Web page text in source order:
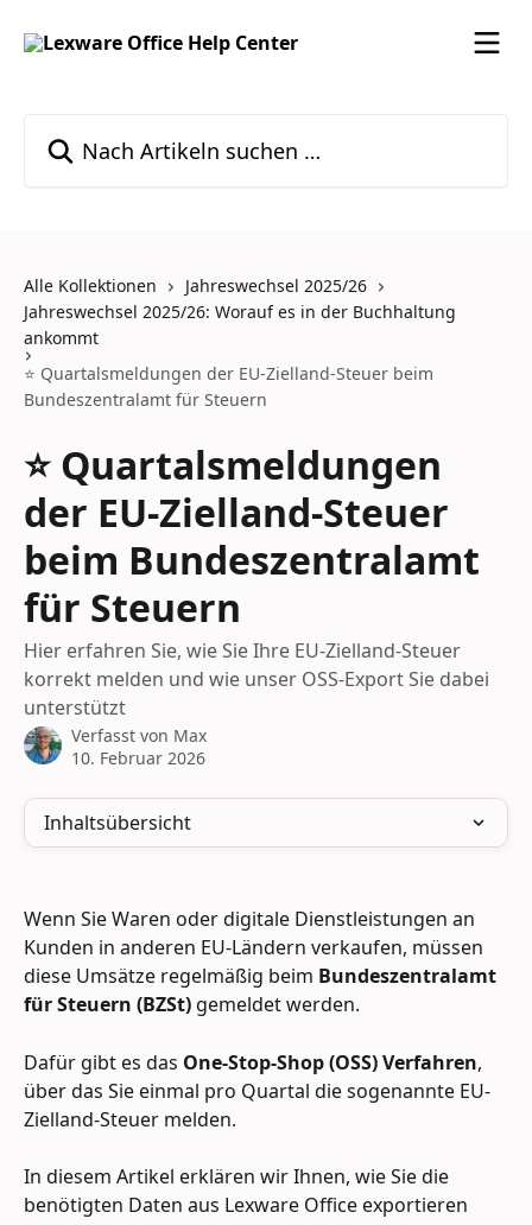
Alle Kollektionen
Jahreswechsel 2025/26
Jahreswechsel 2025/26: Worauf es in der Buchhaltung
ankommt
⭐ Quartalsmeldungen der EU-Zielland-Steuer beim
Bundeszentralamt für Steuern
⭐ Quartalsmeldungen
der EU-Zielland-Steuer
beim Bundeszentralamt
für Steuern
Hier erfahren Sie, wie Sie Ihre EU-Zielland-Steuer
korrekt melden und wie unser OSS-Export Sie dabei
unterstützt
Verfasst von Max
10. Februar 2026
Inhaltsübersicht
Wenn Sie Waren oder digitale Dienstleistungen an
Kunden in anderen EU-Ländern verkaufen, müssen
diese Umsätze regelmäßig beim Bundeszentralamt
für Steuern (BZSt) gemeldet werden.
Dafür gibt es das One-Stop-Shop (OSS) Verfahren,
über das Sie einmal pro Quartal die sogenannte EU-
Zielland-Steuer melden.
In diesem Artikel erklären wir Ihnen, wie Sie die
benötigten Daten aus Lexware Office exportieren